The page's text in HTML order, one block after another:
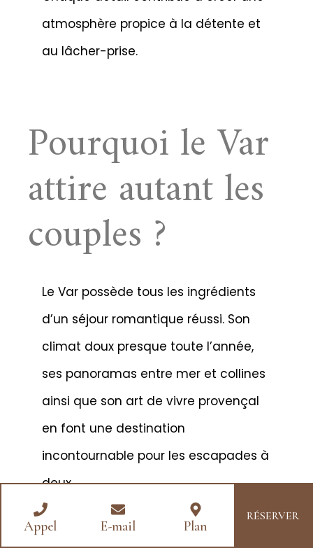
atmosphère propice à la détente et
au lâcher-prise.
Pourquoi le Var
attire autant les
couples ?
Le Var possède tous les ingrédients
d’un séjour romantique réussi. Son
climat doux presque toute l’année,
ses panoramas entre mer et collines
ainsi que son art de vivre provençal
en font une destination
incontournable pour les escapades à
deux.
Choisir unelove room Var, c’est aussi
profiter d’un territoire riche en
Appel E-mail Plan
RÉSERVER